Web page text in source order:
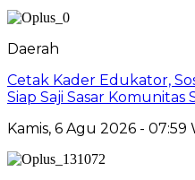
Daerah
Cetak Kader Edukator,
Siap Saji Sasar Komunitas
Kamis, 6 Agu 2026 - 07:59